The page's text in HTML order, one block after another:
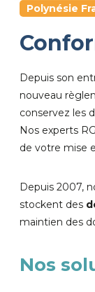
Polynésie
Depuis son
nouveau
conservez les
Nos experts
de votre mise
Depuis 2007,
stockent des
maintien des
Nos